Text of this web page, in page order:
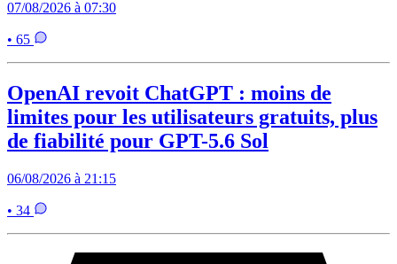
07/08/2026 à 07:30
• 65
OpenAI revoit ChatGPT : moins de
limites pour les utilisateurs gratuits, plus
de fiabilité pour GPT-5.6 Sol
06/08/2026 à 21:15
• 34